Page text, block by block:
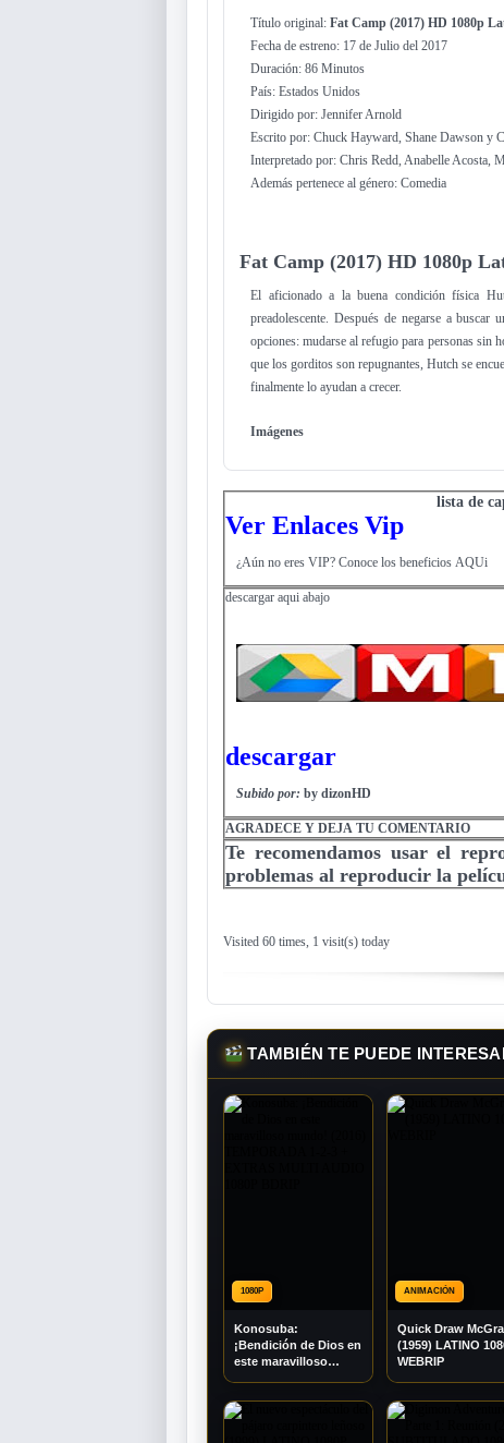
Título original: Fat Camp (2017) HD 1080p
Fecha de estreno: 17 de Julio del 2017
Duración: 86 Minutos
País: Estados Unidos
Dirigido por: Jennifer Arnold
Escrito por: Chuck Hayward, Shane Dawson y
Interpretado por: Chris Redd, Anabelle Acosta,
Además pertenece al género: Comedia
Fat Camp (2017) HD 1080p
El aficionado a la buena condición física
preadolescente. Después de negarse a
opciones: mudarse al refugio para personas sin
que los gorditos son repugnantes, Hutch se
finalmente lo ayudan a crecer.
Imágenes
lista de
Ver Enlaces Vip
¿Aún no eres VIP? Conoce los beneficios AQUi
descargar aqui abajo
descargar
Subido por: by dizonHD
AGRADECE Y DEJA TU COMENTARIO
Te recomendamos usar el
problemas al reproducir la
Visited 60 times, 1 visit(s) today
TAMBIÉN TE PUEDE
1080P
Konosuba:
¡Bendición de Dios en
este maravilloso
EXTRAS MULTI
ANIMACIÓN
Quick Draw
(1959) LATINO
WEBRIP